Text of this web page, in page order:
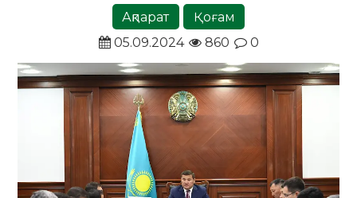
Ақпарат
Қоғам
05.09.2024
860 0